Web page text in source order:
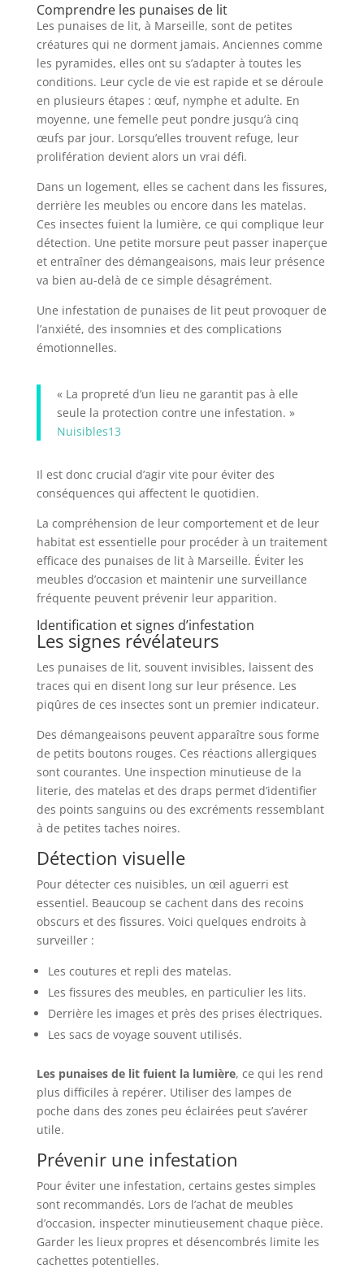
Comprendre les punaises de lit
Les punaises de lit, à Marseille, sont de petites
créatures qui ne dorment jamais. Anciennes comme
les pyramides, elles ont su s’adapter à toutes les
conditions. Leur cycle de vie est rapide et se déroule
en plusieurs étapes : œuf, nymphe et adulte. En
moyenne, une femelle peut pondre jusqu’à cinq
œufs par jour. Lorsqu’elles trouvent refuge, leur
prolifération devient alors un vrai défi.
Dans un logement, elles se cachent dans les fissures,
derrière les meubles ou encore dans les matelas.
Ces insectes fuient la lumière, ce qui complique leur
détection. Une petite morsure peut passer inaperçue
et entraîner des démangeaisons, mais leur présence
va bien au-delà de ce simple désagrément.
Une infestation de punaises de lit peut provoquer de
l’anxiété, des insomnies et des complications
émotionnelles.
« La propreté d’un lieu ne garantit pas à elle
seule la protection contre une infestation. »
Nuisibles13
Il est donc crucial d’agir vite pour éviter des
conséquences qui affectent le quotidien.
La compréhension de leur comportement et de leur
habitat est essentielle pour procéder à un traitement
efficace des punaises de lit à Marseille. Éviter les
meubles d’occasion et maintenir une surveillance
fréquente peuvent prévenir leur apparition.
Identification et signes d’infestation
Les signes révélateurs
Les punaises de lit, souvent invisibles, laissent des
traces qui en disent long sur leur présence. Les
piqûres de ces insectes sont un premier indicateur.
Des démangeaisons peuvent apparaître sous forme
de petits boutons rouges. Ces réactions allergiques
sont courantes. Une inspection minutieuse de la
literie, des matelas et des draps permet d’identifier
des points sanguins ou des excréments ressemblant
à de petites taches noires.
Détection visuelle
Pour détecter ces nuisibles, un œil aguerri est
essentiel. Beaucoup se cachent dans des recoins
obscurs et des fissures. Voici quelques endroits à
surveiller :
Les coutures et repli des matelas.
Les fissures des meubles, en particulier les lits.
Derrière les images et près des prises électriques.
Les sacs de voyage souvent utilisés.
Les punaises de lit fuient la lumière, ce qui les rend
plus difficiles à repérer. Utiliser des lampes de
poche dans des zones peu éclairées peut s’avérer
utile.
Prévenir une infestation
Pour éviter une infestation, certains gestes simples
sont recommandés. Lors de l’achat de meubles
d’occasion, inspecter minutieusement chaque pièce.
Garder les lieux propres et désencombrés limite les
cachettes potentielles.